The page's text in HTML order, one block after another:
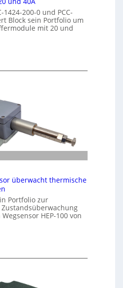
200-0 und PCC-
Block sein Portfolio um
mit 20 und
überwacht thermische
Portfolio zur
HEP-100 von